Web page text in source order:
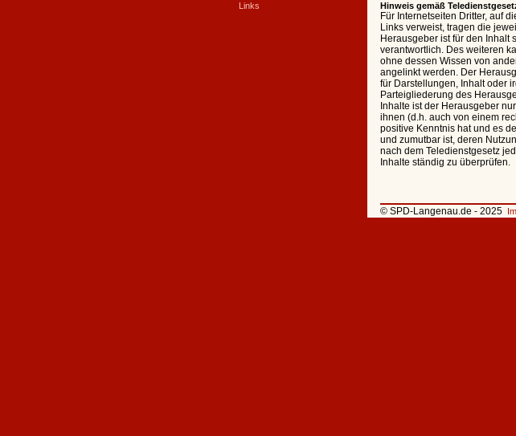
Links
Hinweis gemäß
Für Internetseiten Dritter, auf
Links verweist, tragen die
Herausgeber ist für den Inhalt
verantwortlich. Des weiteren
ohne dessen Wissen von
angelinkt werden. Der
für Darstellungen, Inhalt oder
Parteigliederung des
Inhalte ist der Herausgeber
ihnen (d.h. auch von einem
positive Kenntnis hat und es
und zumutbar ist, deren
nach dem Teledienstgesetz
Inhalte ständig zu überprüfen.
© SPD-Langenau.de - 2025